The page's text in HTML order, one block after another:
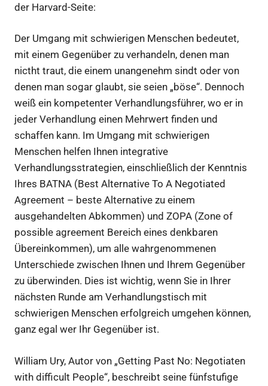
der Harvard-Seite:
Der Umgang mit schwierigen Menschen bedeutet,
mit einem Gegenüber zu verhandeln, denen man
nictht traut, die einem unangenehm sindt oder von
denen man sogar glaubt, sie seien „böse“. Dennoch
weiß ein kompetenter Verhandlungsführer, wo er in
jeder Verhandlung einen Mehrwert finden und
schaffen kann. Im Umgang mit schwierigen
Menschen helfen Ihnen integrative
Verhandlungsstrategien, einschließlich der Kenntnis
Ihres BATNA (Best Alternative To A Negotiated
Agreement – beste Alternative zu einem
ausgehandelten Abkommen) und ZOPA (Zone of
possible agreement Bereich eines denkbaren
Übereinkommen), um alle wahrgenommenen
Unterschiede zwischen Ihnen und Ihrem Gegenüber
zu überwinden. Dies ist wichtig, wenn Sie in Ihrer
nächsten Runde am Verhandlungstisch mit
schwierigen Menschen erfolgreich umgehen können,
ganz egal wer Ihr Gegenüber ist.
William Ury, Autor von „Getting Past No: Negotiaten
with difficult People“, beschreibt seine fünfstufige